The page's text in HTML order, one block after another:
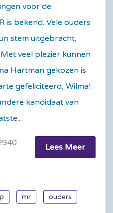
voor de
is bekend. Vele ouders
stem uitgebracht,
veel plezier kunnen
Hartman gekozen is
gefeliciteerd, Wilma!
kandidaat van
Lees Meer
mr ouders